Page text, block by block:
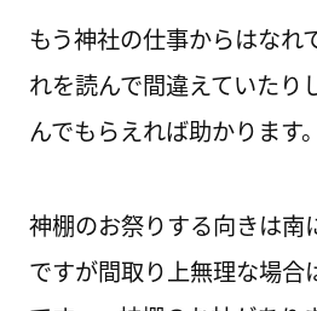
もう神社の仕事からはなれ
れを読んで間違えていたり
んでもらえれば助かります。
神棚のお祭りする向きは南
ですが間取り上無理な場合